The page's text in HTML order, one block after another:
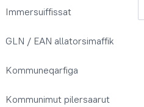
Immersuiffissat
GLN / EAN allatorsimaffik
Kommuneqarfiga
Kommunimut pilersaarut